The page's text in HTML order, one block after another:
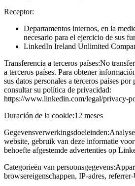
Receptor:
Departamentos internos, en la
necesario para el ejercicio de sus
LinkedIn Ireland Unlimited
Transferencia a terceros países:No
a terceros países. Para obtener
sus datos personales a terceros países
consultar su política de privacidad:
https://www.linkedin.com/legal/privacy-
Duración de la cookie:12 meses
Gegevensverwerkingsdoeleinden:
website, gebruik van deze informatie
behoefte afgestemde advertenties op
Categorieën van persoonsgegevens:
browsereigenschappen, IP-adres,